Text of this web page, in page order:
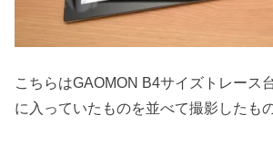
こちらはGAOMON B4サイズトレース
に入っていたものを並べて撮影したも